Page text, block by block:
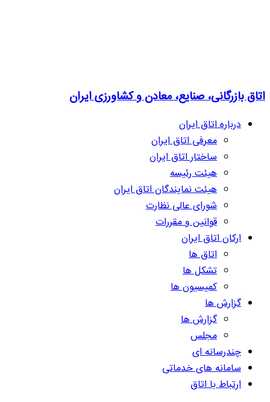
اتاق بازرگانی، صنایع، معادن و کشاورزی ایران
درباره اتاق ایران
معرفی اتاق ایران
ساختار اتاق ایران
هیئت رئیسه
هیئت نمایندگان اتاق ایران
شورای عالی نظارت
قوانین و مقررات
ارکان اتاق ایران
اتاق ها
تشکل ها
کمیسیون ها
گزارش ها
گزارش ها
مجلس
چندرسانه ای
سامانه های خدماتی
ارتباط با اتاق